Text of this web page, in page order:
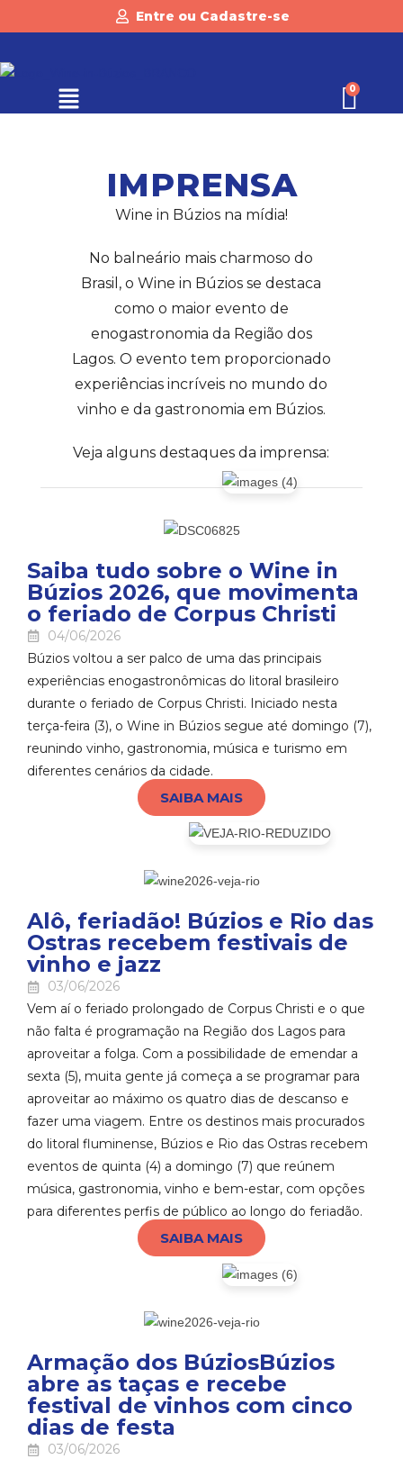
Entre ou Cadastre-se
IMPRENSA
Wine in Búzios na mídia!
No balneário mais charmoso do
Brasil, o Wine in Búzios se destaca
como o maior evento de
enogastronomia da Região dos
Lagos. O evento tem proporcionado
experiências incríveis no mundo do
vinho e da gastronomia em Búzios.
Veja alguns destaques da imprensa:
Saiba tudo sobre o Wine in
Búzios 2026, que movimenta
o feriado de Corpus Christi
04/06/2026
Búzios voltou a ser palco de uma das principais
experiências enogastronômicas do litoral brasileiro
durante o feriado de Corpus Christi. Iniciado nesta
terça-feira (3), o Wine in Búzios segue até domingo (7),
reunindo vinho, gastronomia, música e turismo em
diferentes cenários da cidade.
SAIBA MAIS
Alô, feriadão! Búzios e Rio das
Ostras recebem festivais de
vinho e jazz
03/06/2026
Vem aí o feriado prolongado de Corpus Christi e o que
não falta é programação na Região dos Lagos para
aproveitar a folga. Com a possibilidade de emendar a
sexta (5), muita gente já começa a se programar para
aproveitar ao máximo os quatro dias de descanso e
fazer uma viagem. Entre os destinos mais procurados
do litoral fluminense, Búzios e Rio das Ostras recebem
eventos de quinta (4) a domingo (7) que reúnem
música, gastronomia, vinho e bem-estar, com opções
para diferentes perfis de público ao longo do feriadão.
SAIBA MAIS
Armação dos BúziosBúzios
abre as taças e recebe
festival de vinhos com cinco
dias de festa
03/06/2026